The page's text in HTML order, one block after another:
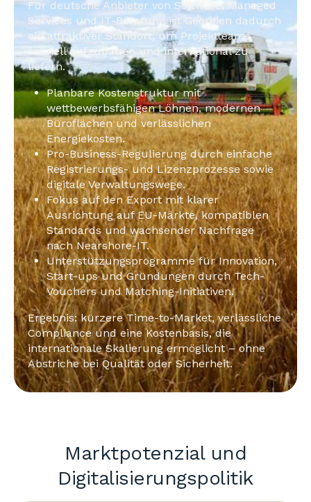
Für deutsche Anbieter von Software, Managed
Services und IT-Beratung ist Georgien dadurch
ein attraktiver Standort, um Projektteams
schnell aufzubauen und international zu
liefern.
Planbare Kostenstruktur mit
wettbewerbsfähigen Löhnen, modernen
Büroflächen und verlässlichen
Energiekosten.
Pro-Business-Regulierung durch einfache
Registrierungs- und Lizenzprozesse sowie
digitale Verwaltungswege.
Fokus auf den Export mit klarer
Ausrichtung auf EU-Märkte, kompatiblen
Standards und wachsender Nachfrage
nach Nearshore-IT.
Unterstützungsprogramme für Innovation,
Start-ups und Gründungen durch Tech-
Vouchers und Matching-Initiativen.
Ergebnis: kürzere Time-to-Market, verlässliche
Compliance und eine Kostenbasis, die
internationale Skalierung ermöglicht – ohne
Abstriche bei Qualität oder Sicherheit.
Marktpotenzial und
Digitalisierungspolitik